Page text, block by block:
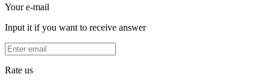
Your e-mail
Input it if you want to receive answer
Rate us